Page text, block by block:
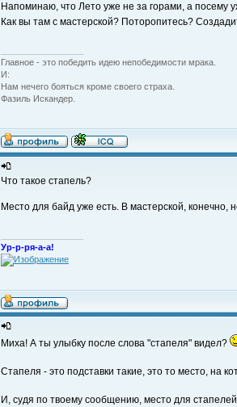
Напоминаю, что Лето уже не за горами, а посему
Как вы там с мастерской? Поторопитесь?
Главное - это победить идею непобедимости мрака.
И:
Нам нечего бояться кроме своего страха.
Фазиль Искандер.
Что такое стапель?
Место для байд уже есть. В мастерской,
Ур-р-ря-а-а!
Миха! А ты улыбку после слова "стапеля" видел?
Стапеля - это подставки такие, это то место, на
И, судя по твоему сообщению, место для